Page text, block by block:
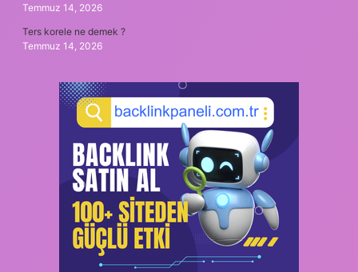
Temmuz 14, 2026
Ters korele ne demek ?
Temmuz 14, 2026